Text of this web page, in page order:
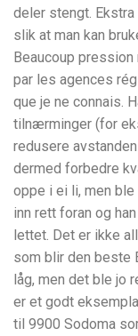
deler stengt.
slik at man kan
Beaucoup
par les agences
que je ne connais.
tilnærminger (for
redusere
dermed forbedre
oppe i ei li, men
inn rett foran og
lettet. Det er ikke
som blir den beste
låg, men det ble jo
er et godt
til 9900 Sodoma